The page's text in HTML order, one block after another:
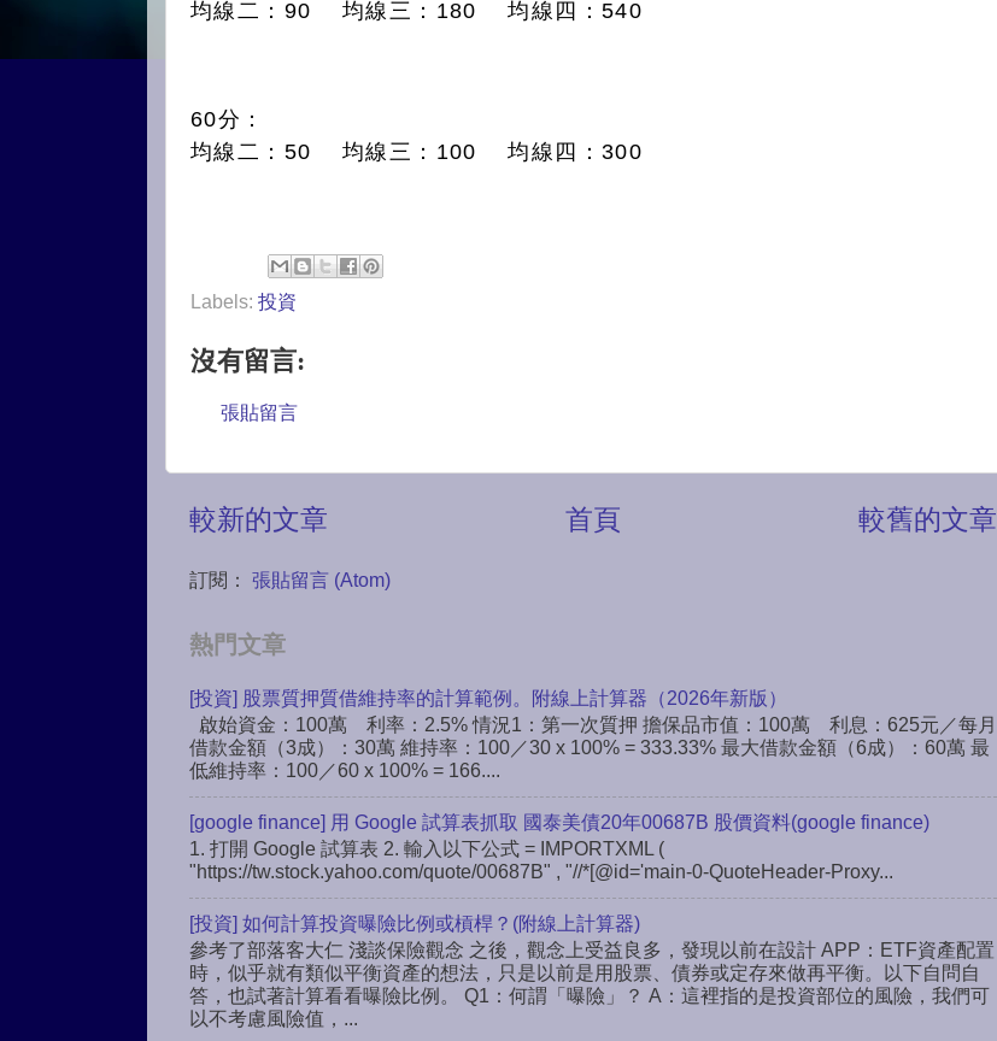
均線二：90 均線三：180 均線四：540
60分：
均線二：50 均線三：100 均線四：300
Labels: 投資
沒有留言:
張貼留言
較新的文章 較舊的文章
首頁
訂閱： 張貼留言 (Atom)
熱門文章
[投資] 股票質押質借維持率的計算範例。附線上計算器（2026年新版）
啟始資金：100萬 利率：2.5% 情況1：第一次質押 擔保品市值：100萬 利息：625元／每月
借款金額（3成）：30萬 維持率：100／30 x 100% = 333.33% 最大借款金額（6成）：60萬 最
低維持率：100／60 x 100% = 166....
[google finance] 用 Google 試算表抓取 國泰美債20年00687B 股價資料(google finance)
1. 打開 Google 試算表 2. 輸入以下公式 = IMPORTXML (
"https://tw.stock.yahoo.com/quote/00687B" , "//*[@id='main-0-QuoteHeader-Proxy...
[投資] 如何計算投資曝險比例或槓桿？(附線上計算器)
參考了部落客大仁 淺談保險觀念 之後，觀念上受益良多，發現以前在設計 APP：ETF資產配置
時，似乎就有類似平衡資產的想法，只是以前是用股票、債券或定存來做再平衡。以下自問自
答，也試著計算看看曝險比例。 Q1：何謂「曝險」？ A：這裡指的是投資部位的風險，我們可
以不考慮風險值，...